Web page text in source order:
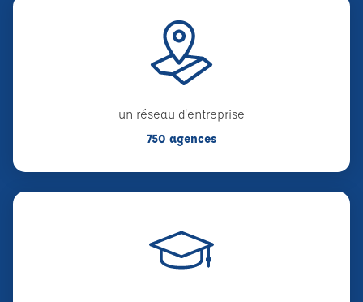
un réseau d'entreprise
750 agences